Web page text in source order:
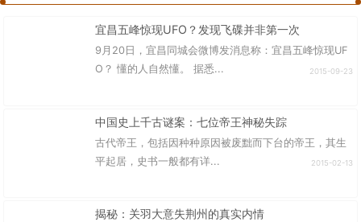
宜昌五峰惊现UFO？发现飞碟并非第一次
9月20日，宜昌同城会微博发消息称：宜昌五峰惊现UF
O？ 懂的人自然懂。 据悉...
2015-09-23
中国史上千古谜案：七位帝王神秘失踪
古代帝王，包括因种种原因被废黜而下台的帝王，其生
平起居，史书一般都有详...
2015-02-13
揭秘：关羽大意失荆州的真实内情